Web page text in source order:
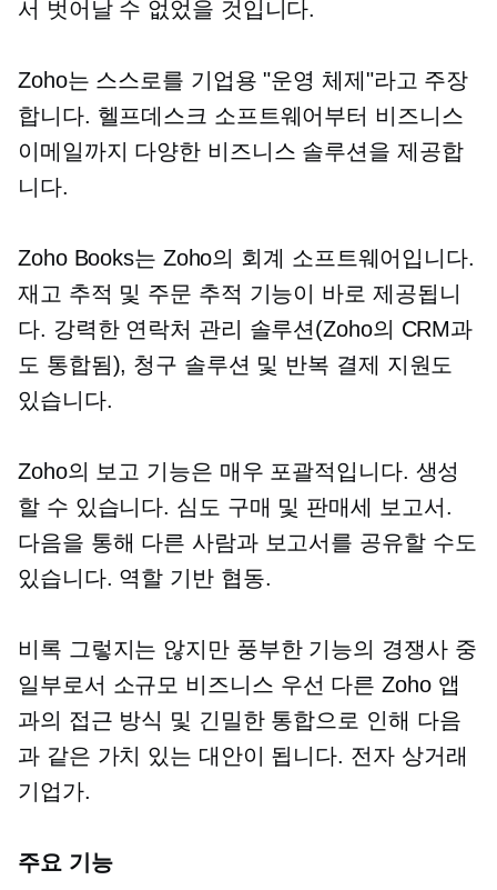
서 벗어날 수 없었을 것입니다.
Zoho는 스스로를 기업용 "운영 체제"라고 주장
합니다. 헬프데스크 소프트웨어부터 비즈니스
이메일까지 다양한 비즈니스 솔루션을 제공합
니다.
Zoho Books는 Zoho의 회계 소프트웨어입니다.
재고 추적 및 주문 추적 기능이 바로 제공됩니
다. 강력한 연락처 관리 솔루션(Zoho의 CRM과
도 통합됨), 청구 솔루션 및 반복 결제 지원도
있습니다.
Zoho의 보고 기능은 매우 포괄적입니다. 생성
할 수 있습니다. 심도 구매 및 판매세 보고서.
다음을 통해 다른 사람과 보고서를 공유할 수도
있습니다. 역할 기반협동.
비록 그렇지는 않지만 풍부한 기능의 경쟁사 중
일부로서 소규모 비즈니스 우선 다른 Zoho 앱
과의 접근 방식 및 긴밀한 통합으로 인해 다음
과 같은 가치 있는 대안이 됩니다. 전자 상거래
기업가.
주요 기능